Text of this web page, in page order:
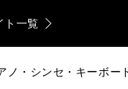
ト一覧
ノ・シンセ・キーボー